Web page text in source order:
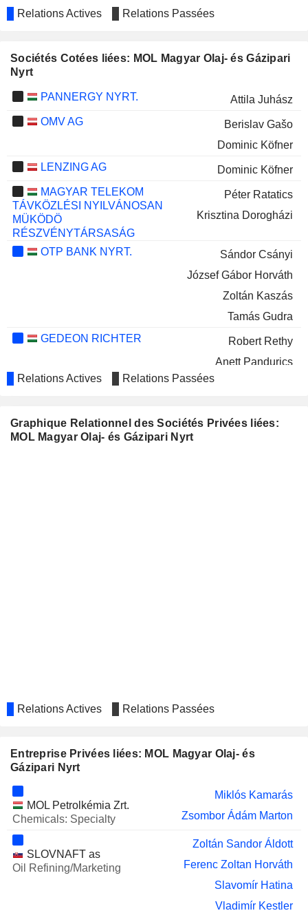
Relations Actives Relations Passées
Sociétés Cotées liées: MOL Magyar Olaj- és Gázipari
Nyrt
PANNERGY NYRT.
Attila Juhász
OMV AG
Berislav Gašo
Dominic Köfner
LENZING AG
Dominic Köfner
MAGYAR TELEKOM
TÁVKÖZLÉSI NYILVÁNOSAN
MÜKÖDÖ
RÉSZVÉNYTÁRSASÁG
Péter Ratatics
Krisztina Dorogházi
OTP BANK NYRT.
Sándor Csányi
József Gábor Horváth
Zoltán Kaszás
Tamás Gudra
GEDEON RICHTER
Robert Rethy
Anett Pandurics
MBH BANK NYRT
OMAN
WIZZ AIR HOLDINGS PLC
NYRT
PRODUCTION SAOG
Anwar Al-Kharusi
Relations Actives Relations Passées
Graphique Relationnel des Sociétés Privées liées:
MOL Magyar Olaj- és Gázipari Nyrt
Relations Actives Relations Passées
Entreprise Privées liées: MOL Magyar Olaj- és
Gázipari Nyrt
MOL Petrolkémia Zrt.
Chemicals: Specialty
Miklós Kamarás
Zsombor Ádám Marton
SLOVNAFT as
Oil Refining/Marketing
Zoltán Sandor Áldott
Ferenc Zoltan Horváth
Slavomír Hatina
Vladimír Kestler